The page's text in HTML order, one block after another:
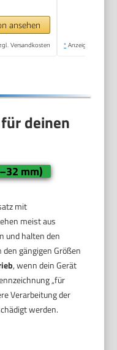
ansehen
Versandkosten * Anzeige
deinen
mm)
mit
meist aus
und halten den
gängigen Größen
, wenn dein Gerät
„für
Verarbeitung der
werden.